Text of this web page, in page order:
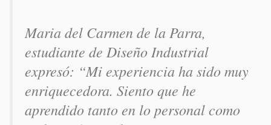
Maria del Carmen de la Parra,
estudiante de Diseño Industrial
expresó: “Mi experiencia ha sido muy
enriquecedora. Siento que he
aprendido tanto en lo personal como